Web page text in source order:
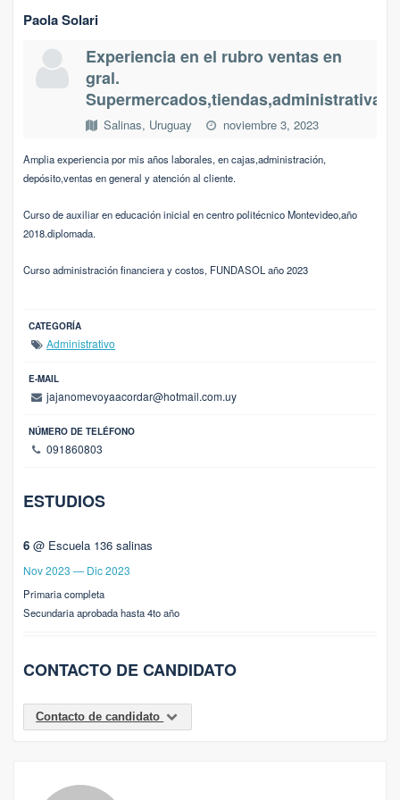
Paola Solari
Experiencia en el rubro ventas en
gral.
Supermercados,tiendas,administrativa
Salinas, Uruguay noviembre 3, 2023
Amplia experiencia por mis años laborales, en cajas,administración,
depósito,ventas en general y atención al cliente.
Curso de auxiliar en educación inicial en centro politécnico Montevideo,año
2018.diplomada.
Curso administración financiera y costos, FUNDASOL año 2023
CATEGORÍA
Administrativo
E-MAIL
jajanomevoyaacordar@hotmail.com.uy
NÚMERO DE TELÉFONO
091860803
ESTUDIOS
6 @ Escuela 136 salinas
Nov 2023 — Dic 2023
Primaria completa
Secundaria aprobada hasta 4to año
CONTACTO DE CANDIDATO
Contacto de candidato